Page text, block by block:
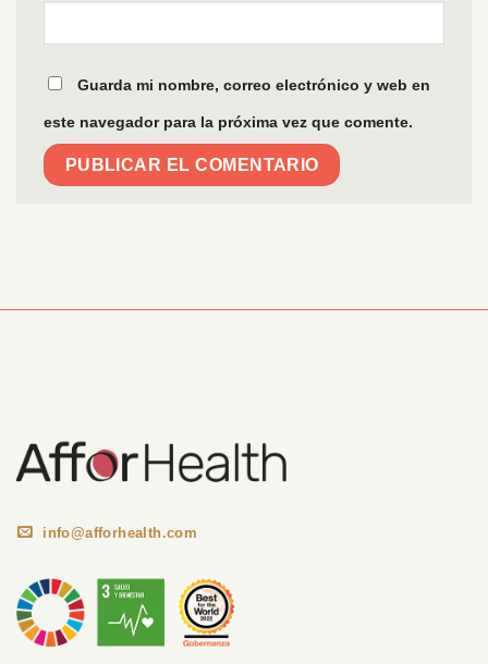
Guarda mi nombre, correo electrónico y web en
este navegador para la próxima vez que comente.
info@afforhealth.com